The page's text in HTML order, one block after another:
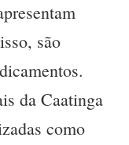
são
da Caatinga
como